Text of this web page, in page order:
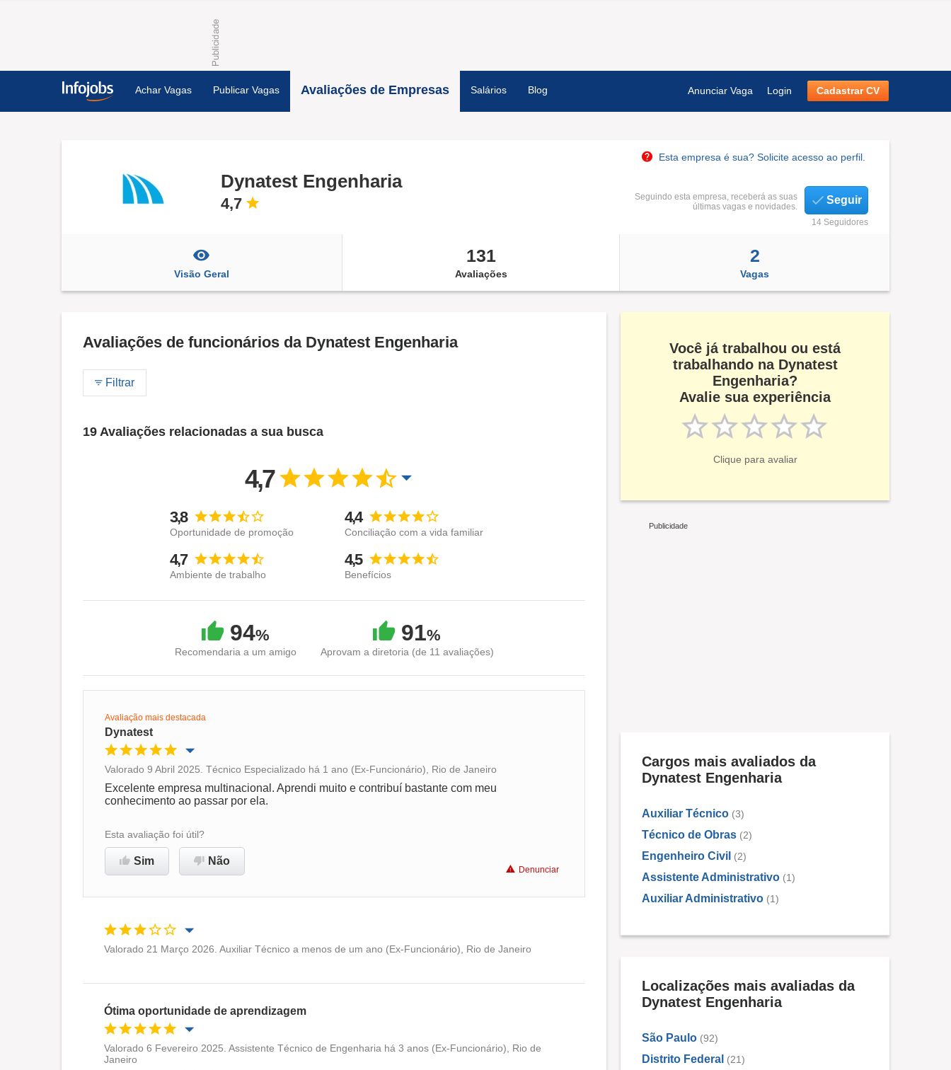
Achar Vagas Publicar Vagas Avaliações de Empresas Salários Blog Anunciar Vaga Login Cadastrar CV
Esta empresa é sua? Solicite acesso ao perfil.
Dynatest Engenharia
4,7
Seguindo esta empresa, receberá as suas
últimas vagas e novidades.
Seguir
14 Seguidores
Visão Geral
131
Avaliações
2
Vagas
Avaliações de funcionários da Dynatest Engenharia
Filtrar
19 Avaliações relacionadas a sua busca
4,7
3,8
Oportunidade de promoção
4,4
Conciliação com a vida familiar
4,7
Ambiente de trabalho
4,5
Benefícios
94%
Recomendaria a um amigo
91%
Aprovam a diretoria (de 11 avaliações)
Avaliação mais destacada
Dynatest
Oportunidade de promoção Conciliação com a vida familiar
Recomenda esta empresa
Valorado 9 Abril 2025. Técnico Especializado há 1 ano (Ex-Funcionário), Rio de Janeiro
Excelente empresa multinacional. Aprendi muito e contribuí bastante com meu
conhecimento ao passar por ela.
Esta avaliação foi útil?
Sim Não
Denunciar
empresa
Valorado 21 Março 2026. Auxiliar Técnico a menos de um ano (Ex-Funcionário), Rio de Janeiro
Ótima oportunidade de aprendizagem
Oportunidade de promoção
Valorado 6 Fevereiro 2025. Assistente Técnico de Engenharia há 3 anos (Ex-Funcionário), Rio de
Janeiro
Você já trabalhou ou está
trabalhando na Dynatest
Engenharia?
Avalie sua experiência
Clique para avaliar
Cargos mais avaliados da
Dynatest Engenharia
Auxiliar Técnico (3)
Técnico de Obras (2)
Engenheiro Civil (2)
Assistente Administrativo (1)
Auxiliar Administrativo (1)
Localizações mais avaliadas da
Dynatest Engenharia
São Paulo (92)
Distrito Federal (21)